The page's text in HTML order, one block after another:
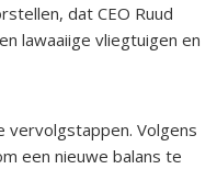
dat CEO Ruud
lawaaiige vliegtuigen en
Volgens
een nieuwe balans te